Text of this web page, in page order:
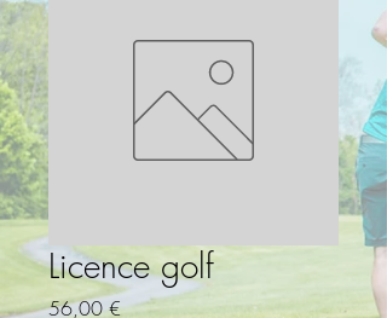
Licence golf
56,00 €Prix